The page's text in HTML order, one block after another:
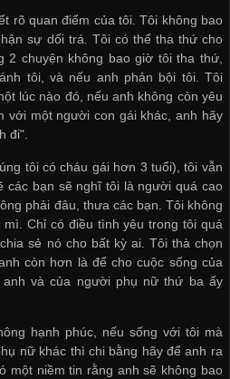
rõ quan điểm của tôi. Tôi không bao
sự dối trá. Tôi có thể tha thứ cho
2 chuyện không bao giờ tôi tha thứ,
tôi, và nếu anh phản bội tôi. Tôi
lúc nào đó, nếu anh không còn yêu
với một người con gái khác, anh hãy
đi".
tôi có cháu gái hơn 3 tuổi), tôi vẫn
các bạn sẽ nghĩ tôi là người quá cao
phải đâu, thưa các bạn. Tôi không
Chỉ có điều tình yêu trong tôi quá
sẻ nó cho bất kỳ ai. Tôi thà chọn
còn hơn là để cho cuộc sống của
và của người phụ nữ thứ ba ấy
hạnh phúc, nếu sống với tôi mà
nữ khác thì chi bằng hãy để anh ra
một niềm tin rằng anh sẽ không bao